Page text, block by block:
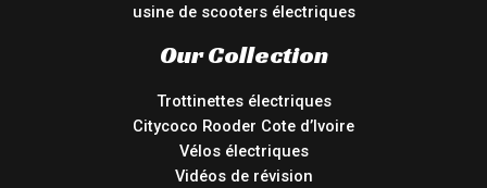
usine de scooters électriques
Our Collection
Trottinettes électriques
Citycoco Rooder Cote d’Ivoire
Vélos électriques
Vidéos de révision